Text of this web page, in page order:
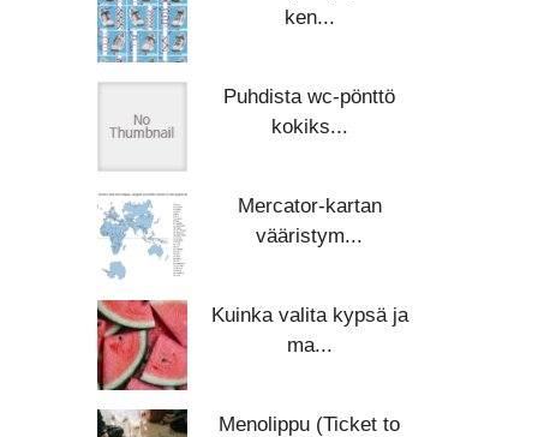
ken...
Puhdista wc-pönttö
kokiks...
Mercator-kartan
vääristym...
Kuinka valita kypsä ja
ma...
Menolippu (Ticket to